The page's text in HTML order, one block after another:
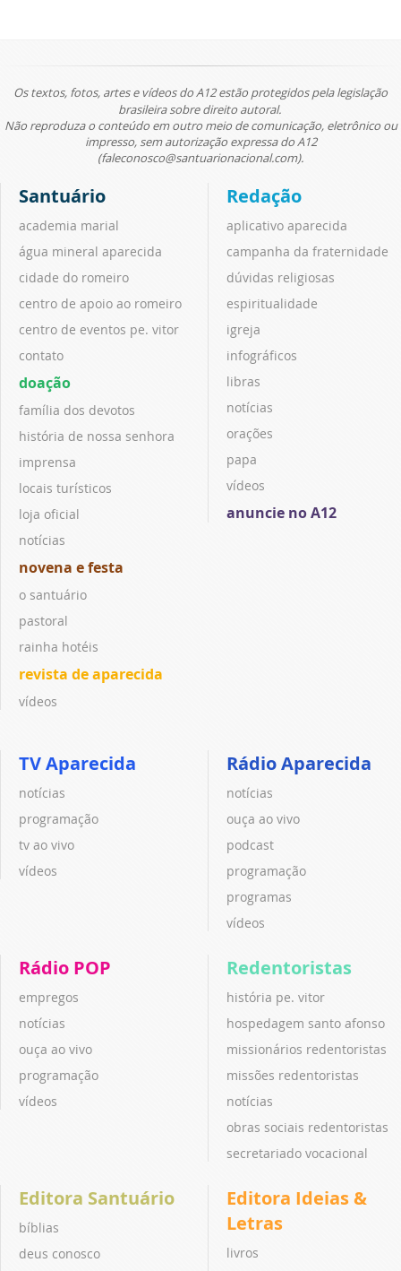
Os textos, fotos, artes e vídeos do A12 estão protegidos pela legislação
brasileira sobre direito autoral.
Não reproduza o conteúdo em outro meio de comunicação, eletrônico ou
impresso, sem autorização expressa do A12
(faleconosco@santuarionacional.com).
Santuário
academia marial
água mineral aparecida
cidade do romeiro
centro de apoio ao romeiro
centro de eventos pe. vitor
contato
doação
família dos devotos
história de nossa senhora
imprensa
locais turísticos
loja oficial
notícias
novena e festa
o santuário
pastoral
rainha hotéis
revista de aparecida
vídeos
Redação
aplicativo aparecida
campanha da fraternidade
dúvidas religiosas
espiritualidade
igreja
infográficos
libras
notícias
orações
papa
vídeos
anuncie no A12
TV Aparecida
notícias
programação
tv ao vivo
vídeos
Rádio Aparecida
notícias
ouça ao vivo
podcast
programação
programas
vídeos
Rádio POP
empregos
notícias
ouça ao vivo
programação
vídeos
Redentoristas
história pe. vitor
hospedagem santo afonso
missionários redentoristas
missões redentoristas
notícias
obras sociais redentoristas
secretariado vocacional
Editora Santuário
bíblias
deus conosco
Editora Ideias &
Letras
livros